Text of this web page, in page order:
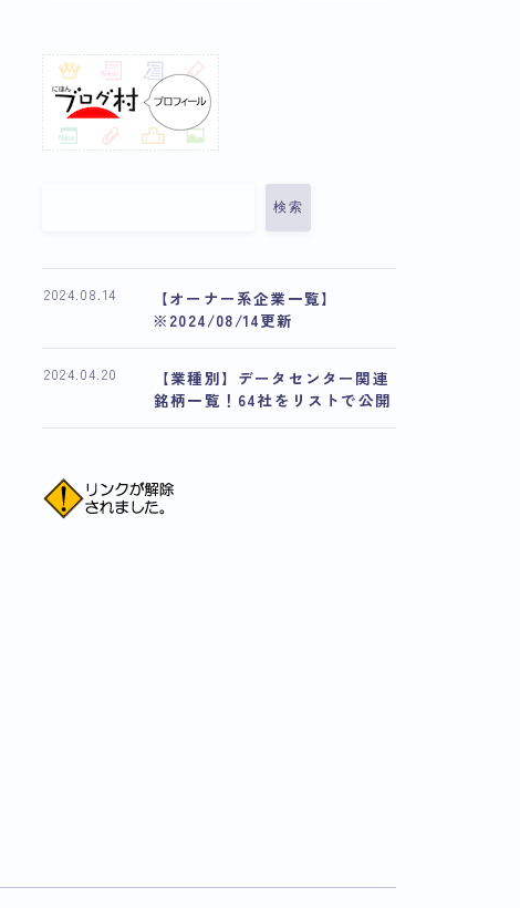
いて徹底
解説
について
解説
検索
【オーナー系企業一覧】
※2024/08/14更新
2024.08.14
【業種別】データセンター関連
銘柄一覧！64社をリストで公開
2024.04.20